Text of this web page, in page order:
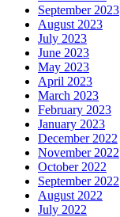
September 2023
August 2023
July 2023
June 2023
May 2023
April 2023
March 2023
February 2023
January 2023
December 2022
November 2022
October 2022
September 2022
August 2022
July 2022